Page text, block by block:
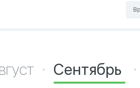
Сентябрь